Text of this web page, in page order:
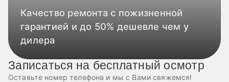
Качество ремонта с пожизненной
гарантией и до 50% дешевле чем у
дилера
Записаться на бесплатный осмотр
Оставьте номер телефона и мы с Вами свяжемся!